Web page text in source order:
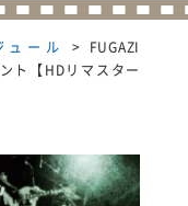
ュール > FUGAZI
ト【HDリマスター